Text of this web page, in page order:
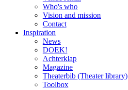
Who's who
Vision and mission
Contact
Inspiration
News
DOEK!
Achterklap
Magazine
Theaterbib (Theater library)
Toolbox